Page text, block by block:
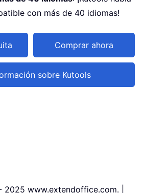
con más de 40 idiomas!
Comprar ahora
sobre Kutools
www.extendoffice.com. |